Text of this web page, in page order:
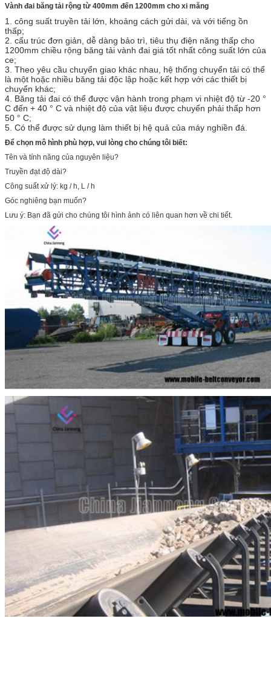
Vành đai băng tải rộng từ 400mm đến 1200mm cho xi măng
1. công suất truyền tải lớn, khoảng cách gửi dài, và với tiếng ồn
thấp;
2. cấu trúc đơn giản, dễ dàng bảo trì, tiêu thụ điện năng thấp cho
1200mm chiều rộng băng tải vành đai giá tốt nhất công suất lớn của
ce;
3. Theo yêu cầu chuyển giao khác nhau, hệ thống chuyển tải có thể
là một hoặc nhiều băng tải độc lập hoặc kết hợp với các thiết bị
chuyển khác;
4. Băng tải đai có thể được vận hành trong phạm vi nhiệt độ từ -20 °
C đến + 40 ° C và nhiệt độ của vật liệu được chuyển phải thấp hơn
50 ° C;
5. Có thể được sử dụng làm thiết bị hệ quả của máy nghiền đá.
Để chọn mô hình phù hợp, vui lòng cho chúng tôi biết:
Tên và tính năng của nguyên liệu?
Truyền đạt độ dài?
Công suất xử lý: kg / h, L / h
Góc nghiêng bạn muốn?
Lưu ý: Bạn đã gửi cho chúng tôi hình ảnh có liên quan hơn về chi tiết.